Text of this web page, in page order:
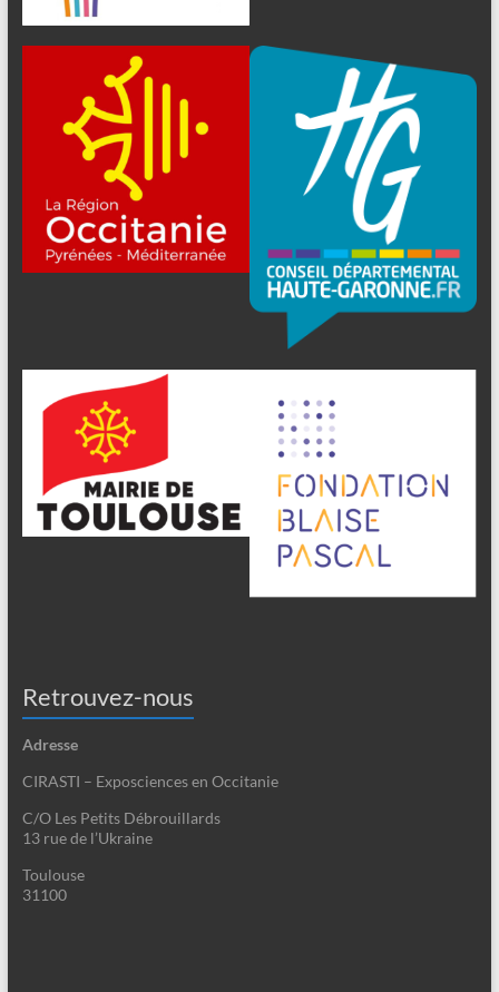
Retrouvez-nous
Adresse
CIRASTI – Exposciences en Occitanie
C/O Les Petits Débrouillards
13 rue de l’Ukraine
Toulouse
31100